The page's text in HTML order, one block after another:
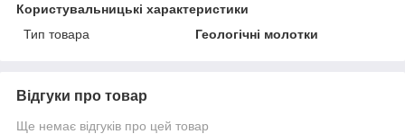
Користувальницькі характеристики
Тип товара
Геологічні молотки
Відгуки про товар
Ще немає відгуків про цей товар